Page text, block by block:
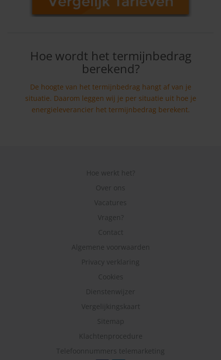
Hoe wordt het termijnbedrag
berekend?
De hoogte van het termijnbedrag hangt af van je
situatie. Daarom leggen wij je per situatie uit hoe je
energieleverancier het termijnbedrag berekent.
Hoe werkt het?
Over ons
Vacatures
Vragen?
Contact
Algemene voorwaarden
Privacy verklaring
Cookies
Dienstenwijzer
Vergelijkingskaart
Sitemap
Klachtenprocedure
Telefoonnummers telemarketing